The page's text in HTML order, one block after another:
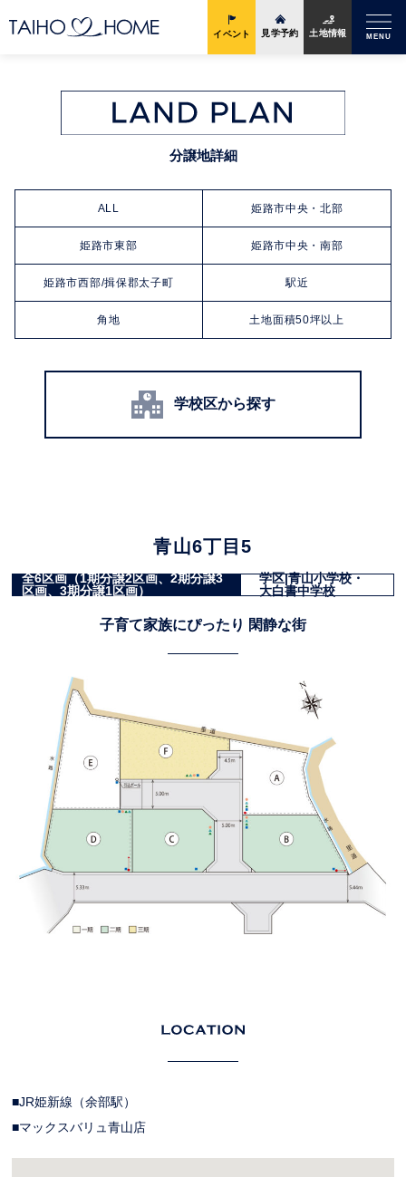
MENU
イベント 見学予約 土地情報
分譲地詳細
ALL 姫路市中央・北部
姫路市東部 姫路市中央・南部
姫路市西部/揖保郡太子町 駅近
角地 土地面積50坪以上
学校区から探す
青山6丁目5
全6区画（1期分譲2区画、2期分譲3
区画、3期分譲1区画）
学区|青山小学校・
大白書中学校
子育て家族にぴったり 閑静な街
■JR姫新線（余部駅）
■マックスバリュ青山店